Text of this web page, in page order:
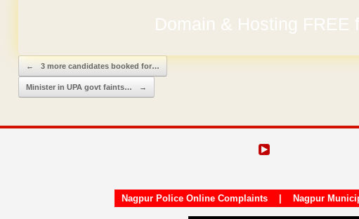
Domain & Hosting FREE
Post navigation
← 3 more candidates booked for…
Minister in UPA govt faints… →
Nagpur Police Online Complaints| Nagpur